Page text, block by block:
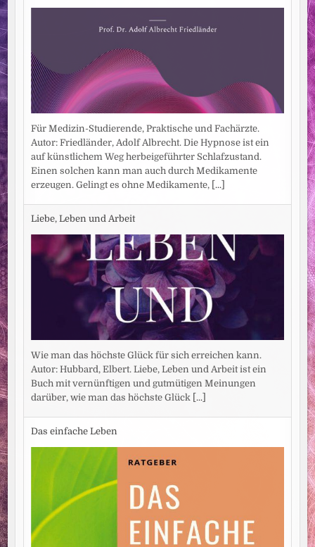
Für Medizin-Studierende, Praktische und Fachärzte.
Autor: Friedländer, Adolf Albrecht. Die Hypnose ist ein
auf künstlichem Weg herbeigeführter Schlafzustand.
Einen solchen kann man auch durch Medikamente
erzeugen. Gelingt es ohne Medikamente, [...]
Liebe, Leben und Arbeit
Wie man das höchste Glück für sich erreichen kann.
Autor: Hubbard, Elbert. Liebe, Leben und Arbeit ist ein
Buch mit vernünftigen und gutmütigen Meinungen
darüber, wie man das höchste Glück [...]
Das einfache Leben